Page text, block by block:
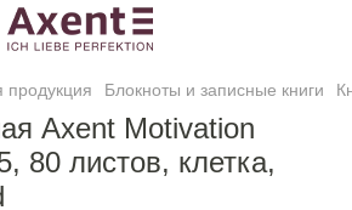
продукция Блокноты и записные книги
Axent Motivation
80 листов, клетка,